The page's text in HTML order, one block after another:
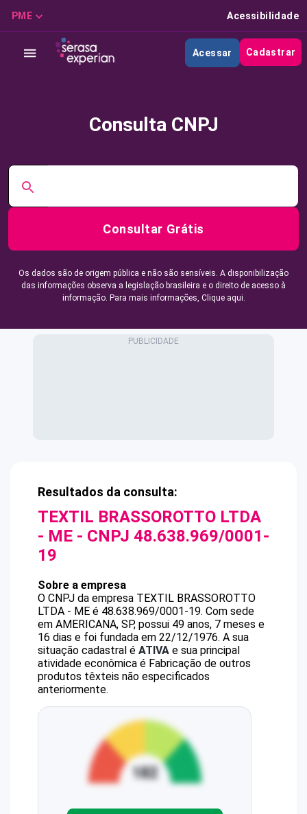
PME Acessibilidade
Acessar Cadastrar
Consulta CNPJ
Consultar Grátis
Os dados são de origem pública e não são sensíveis. A disponibilização
das informações observa a legislação brasileira e o direito de acesso à
informação. Para mais informações, Clique aqui.
Resultados da consulta:
TEXTIL BRASSOROTTO LTDA
- ME - CNPJ 48.638.969/0001-
19
Sobre a empresa
O CNPJ da empresa TEXTIL BRASSOROTTO
LTDA - ME é 48.638.969/0001-19. Com sede
em AMERICANA, SP, possui 49 anos, 7 meses e
16 dias e foi fundada em 22/12/1976. A sua
situação cadastral é ATIVA e sua principal
atividade econômica é Fabricação de outros
produtos têxteis não especificados
anteriormente.